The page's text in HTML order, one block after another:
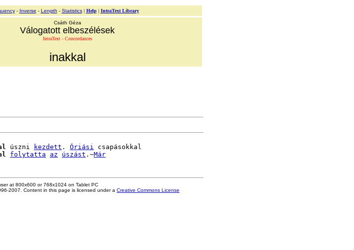
- Inverse - Length - Statistics| Help| IntraText Library
Csáth Géza
Válogatott elbeszélések
IntraText - Concordances
inakkal
úszni kezdett . Óriási csapásokkal
folytatta az úszást .~Már
at 800x600 or 768x1024 on Tablet PC
2007. Content in this page is licensed under a Creative Commons License